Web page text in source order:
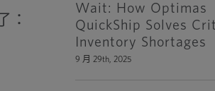
：
Wait: How Optimas
QuickShip Solves
Inventory Shortages
9 月 29th, 2025